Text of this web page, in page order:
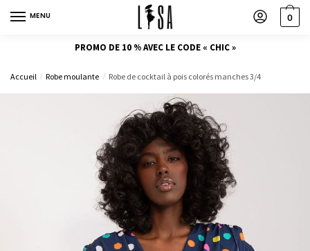
MENU 0
PROMO DE 10 % AVEC LE CODE « CHIC »
Accueil / Robe moulante / Robe de cocktail à pois colorés manches 3/4